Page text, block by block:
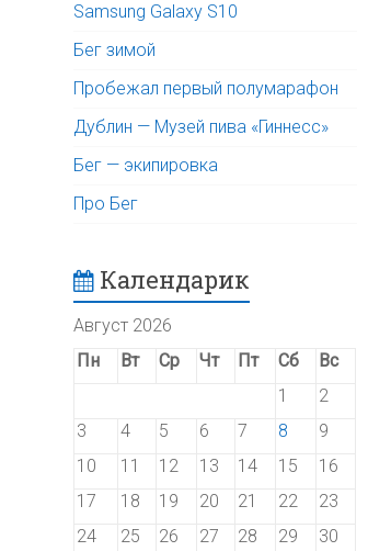
Samsung Galaxy S10
Бег зимой
Пробежал первый полумарафон
Дублин — Музей пива «Гиннесс»
Бег — экипировка
Про Бег
Календарик
Август 2026
Пн
Вт Ср Чт Пт Сб
Вс
1
2
3
4 5 6 7 8
9
10
11 12 13 14 15
16
17
18 19 20 21 22
23
24
25 26 27 28 29
30